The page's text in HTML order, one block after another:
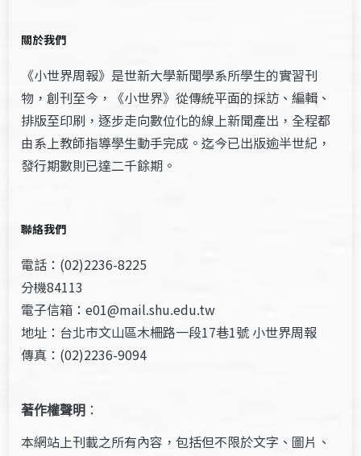
關於我們
《小世界周報》是世新大學新聞學系所學生的實習刊
物，創刊至今，《小世界》從傳統平面的採訪、編輯、
排版至印刷，逐步走向數位化的線上新聞產出，全程都
由系上教師指導學生動手完成。迄今已出版逾半世紀，
發行期數則已達二千餘期。
聯絡我們
電話：(02)2236-8225
分機84113
電子信箱：e01@mail.shu.edu.tw
地址：台北市文山區木柵路一段17巷1號 小世界周報
傳真：(02)2236-9094
著作權聲明 ：
本網站上刊載之所有內容，包括但不限於文字、圖片、